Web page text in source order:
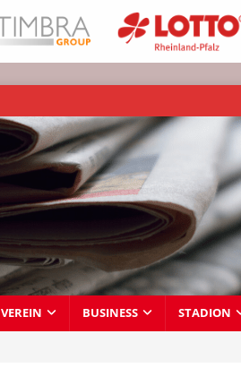
VEREIN BUSINESS STADION